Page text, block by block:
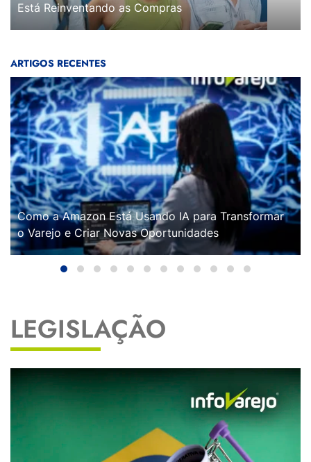
Está Reinventando as Compras
ARTIGOS RECENTES
Como a Amazon Está Usando IA para Transformar
o Varejo e Criar Novas Oportunidades
LEGISLAÇÃO